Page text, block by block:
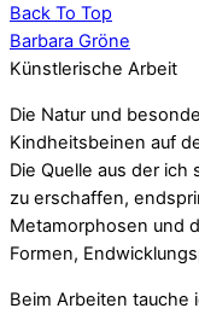
Back To Top
Barbara Gröne
Künstlerische Arbeit
Die Natur und
Kindheitsbeinen auf
Die Quelle aus der
zu erschaffen,
Metamorphosen und
Formen,
Beim Arbeiten tauche